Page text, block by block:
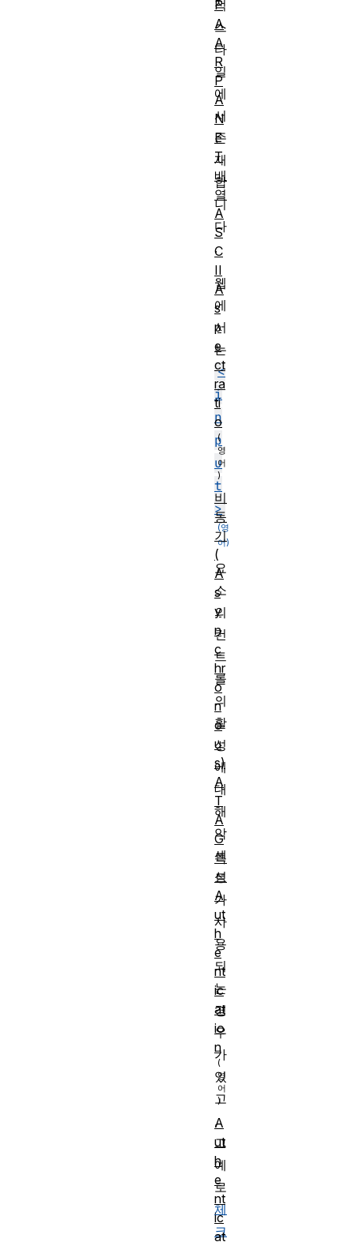
적
스
타
일
에
서
존
재
합
니
다
.
웹
에
서
는
<
i
n
p
u
t
>
요
소
의
컨
트
롤
의
활
성
에
대
해
악
센
트
가
사
용
되
는
경
우
가
있
고
,
그
예
로
체
크
P
A
A
R
P
A
N
E
T
배
열
A
S
C
II
A
s
p
e
ct
ra
ti
o
비
동
기
(
A
s
y
n
c
hr
o
n
o
u
s)
A
T
A
G
특
성
A
ut
h
e
nt
ic
at
io
n
A
ut
h
e
nt
ic
at